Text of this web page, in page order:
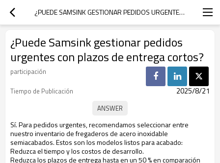
¿PUEDE SAMSINK GESTIONAR PEDIDOS URGENTES CON PLAZOS DE ENTREGA CORTOS?
¿Puede Samsink gestionar pedidos
urgentes con plazos de entrega cortos?
participación
Tiempo de Publicación
2025/8/21
Sí. Para pedidos urgentes, recomendamos seleccionar entre
nuestro inventario de fregaderos de acero inoxidable
semiacabados.Estos son los modelos listos para acabado:
Reduzca el tiempo y los costos de desarrollo.
Reduzca los plazos de entrega hasta en un 50 % en comparación